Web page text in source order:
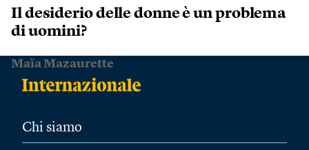
Il desiderio delle donne è un problema
di uomini?
Maïa Mazaurette
Chi siamo